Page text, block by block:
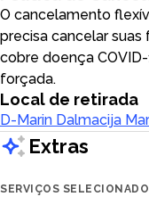
O cancelamento
precisa cancelar
cobre doença
forçada.
Local de retirada
D-Marin Dalmacija
Extras
SERVIÇOS